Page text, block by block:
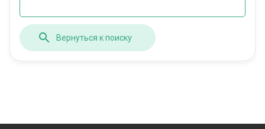
Вернуться к поиску